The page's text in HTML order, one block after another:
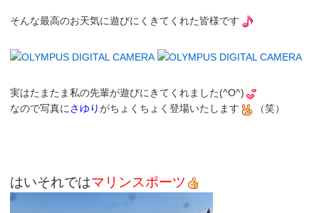
そんな最高のお天気に遊びにくきてくれた皆様です
実はたまたま私の先輩が遊びにきてくれました(^O^)
なので写真にさゆりがちょくちょく登場いたします （笑）
はいそれではマリンスポーツ